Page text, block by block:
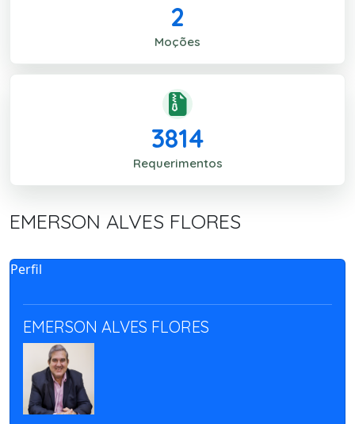
2
Moções
3814
Requerimentos
EMERSON ALVES FLORES
Perfil
EMERSON ALVES FLORES